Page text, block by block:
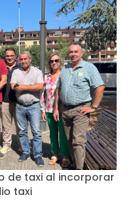
de taxi al incorporar
taxi